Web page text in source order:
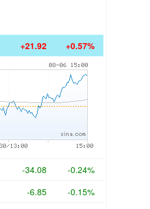
+21.92 +0.57%
-34.08 -0.24%
-6.85 -0.15%